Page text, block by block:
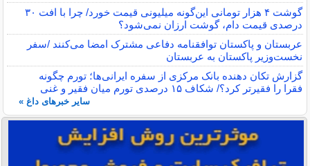
گوشت ۴ هزار تومانی این‌گونه میلیونی قیمت خورد/ چرا با افت ۳۰
درصدی قیمت دام، گوشت ارزان نمی‌شود؟
عربستان و پاکستان توافقنامه دفاعی مشترک امضا می‌کنند /سفر
نخست‌وزیر پاکستان به عربستان
گزارش تکان‌ دهنده بانک مرکزی از سفره ایرانی‌ها؛ تورم چگونه
فقرا را فقیرتر کرد؟/ شکاف ۱۵ درصدی تورم میان فقیر و غنی
سایر خبرهای داغ »